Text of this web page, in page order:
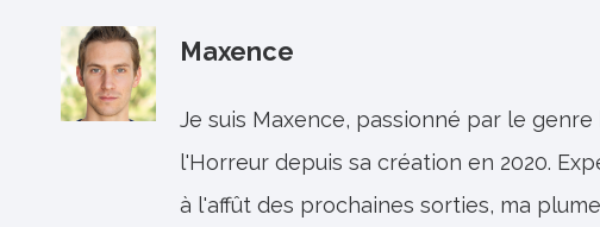
Maxence
Je suis Maxence, passionné par le
l'Horreur depuis sa création en 2020.
à l'affût des prochaines sorties, ma